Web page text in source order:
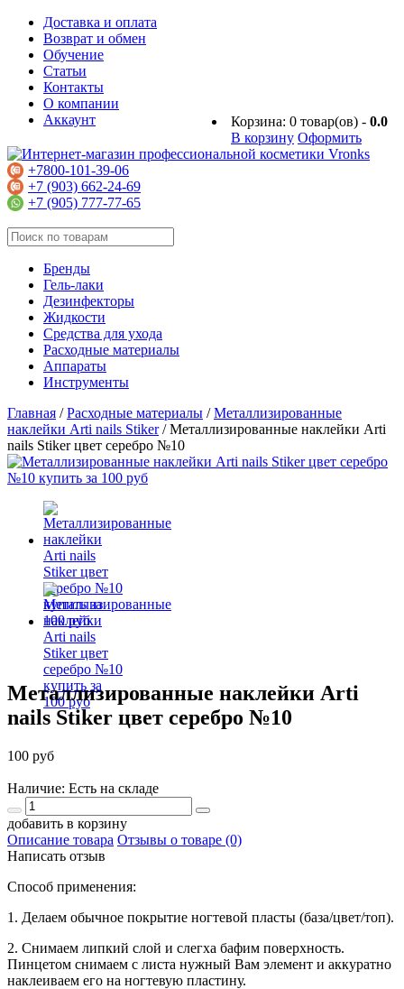
Доставка и оплата
Возврат и обмен
Обучение
Статьи
Контакты
О компании
Корзина: 0 товар(ов) - 0.0
В корзину Оформить
Аккаунт
+7800-101-39-06
+7 (903) 662-24-69
+7 (905) 777-77-65
Бренды
Гель-лаки
Дезинфекторы
Жидкости
Средства для ухода
Расходные материалы
Аппараты
Инструменты
Главная /Расходные материалы /Металлизированные
наклейки Arti nails Stiker/Металлизированные наклейки Arti
nails Stiker цвет серебро №10
Металлизированные наклейки Arti
nails Stiker цвет серебро №10
100 руб
Наличие: Есть на складе
добавить в корзину
Описание товара Отзывы о товаре (0)
Написать отзыв
Способ применения:
1. Делаем обычное покрытие ногтевой пласты (база/цвет/топ).
2. Снимаем липкий слой и слегха бафим поверхность.
Пинцетом снимаем с листа нужный Вам элемент и аккуратно
наклеиваем его на ногтевую пластину.